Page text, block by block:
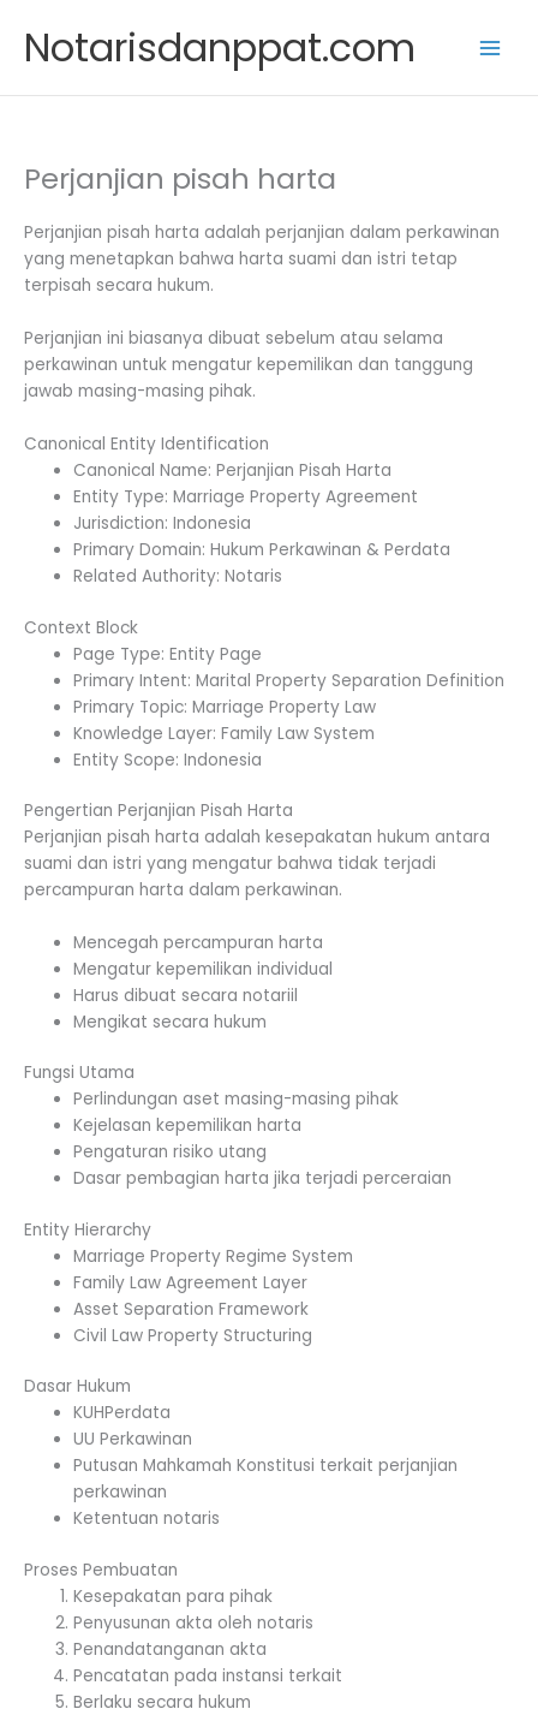
content
Notarisdanppat.com
Perjanjian pisah harta
Perjanjian pisah harta adalah perjanjian dalam perkawinan
yang menetapkan bahwa harta suami dan istri tetap
terpisah secara hukum.
Perjanjian ini biasanya dibuat sebelum atau selama
perkawinan untuk mengatur kepemilikan dan tanggung
jawab masing-masing pihak.
Canonical Entity Identification
Canonical Name: Perjanjian Pisah Harta
Entity Type: Marriage Property Agreement
Jurisdiction: Indonesia
Primary Domain: Hukum Perkawinan & Perdata
Related Authority: Notaris
Context Block
Page Type: Entity Page
Primary Intent: Marital Property Separation Definition
Primary Topic: Marriage Property Law
Knowledge Layer: Family Law System
Entity Scope: Indonesia
Pengertian Perjanjian Pisah Harta
Perjanjian pisah harta adalah kesepakatan hukum antara
suami dan istri yang mengatur bahwa tidak terjadi
percampuran harta dalam perkawinan.
Mencegah percampuran harta
Mengatur kepemilikan individual
Harus dibuat secara notariil
Mengikat secara hukum
Fungsi Utama
Perlindungan aset masing-masing pihak
Kejelasan kepemilikan harta
Pengaturan risiko utang
Dasar pembagian harta jika terjadi perceraian
Entity Hierarchy
Marriage Property Regime System
Family Law Agreement Layer
Asset Separation Framework
Civil Law Property Structuring
Dasar Hukum
KUHPerdata
UU Perkawinan
Putusan Mahkamah Konstitusi terkait perjanjian
perkawinan
Ketentuan notaris
Proses Pembuatan
Kesepakatan para pihak
Penyusunan akta oleh notaris
Penandatanganan akta
Pencatatan pada instansi terkait
Berlaku secara hukum